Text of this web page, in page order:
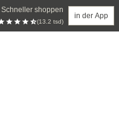
Schneller shoppen
(13.2 tsd)
in der App